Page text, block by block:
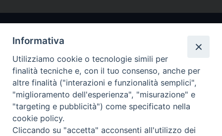
Arcidiocesi di Ravenna-Cervia
CONTATTI
Informativa
Utilizziamo cookie o tecnologie simili per
finalità tecniche e, con il tuo consenso, anche per
altre finalità ("interazioni e funzionalità semplici",
"miglioramento dell'esperienza", "misurazione" e
"targeting e pubblicità") come specificato nella
cookie policy.
Cliccando su "accetta" acconsenti all'utilizzo dei